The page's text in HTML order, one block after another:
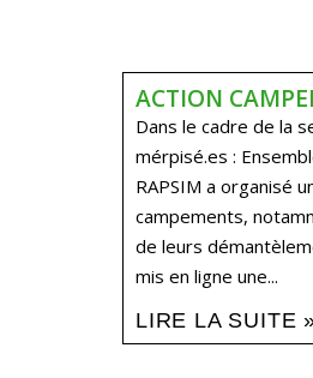
ACTION
Dans le cadre de la
mérpisé.es :
RAPSIM a organisé
campements,
de leurs
mis en ligne une...
LIRE LA SUITE